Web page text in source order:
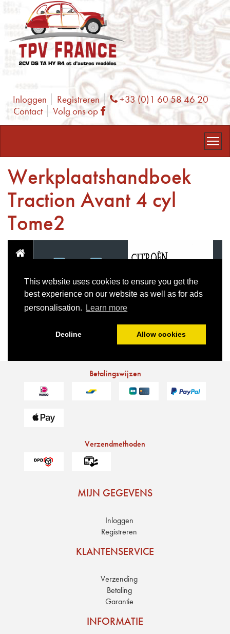
Inloggen Registreren Phone
+33 (0)1 60 58 46 20
Contact
Volg ons op Facebook
Werkplaatshandboek
Traction Avant 4 cyl
Tome2
Betalingswijzen
Verzendmethoden
MIJN GEGEVENS
Inloggen
Registreren
KLANTENSERVICE
Verzending
Betaling
Garantie
INFORMATIE